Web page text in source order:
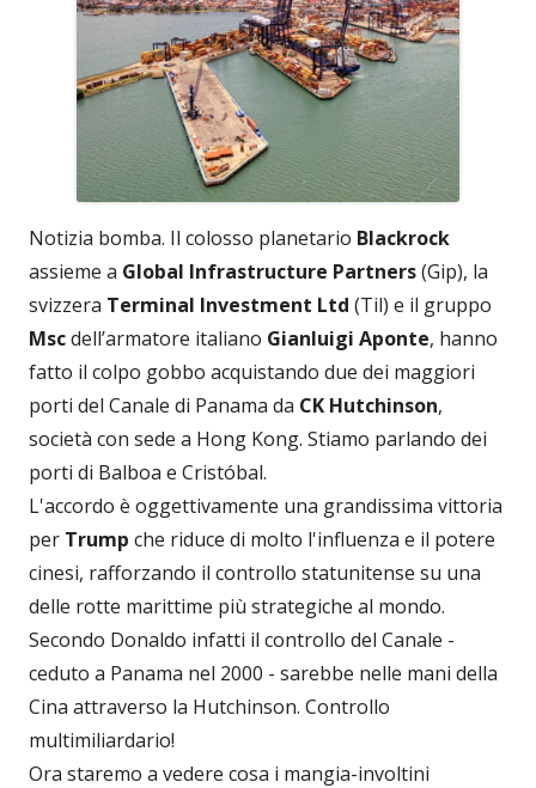
Notizia bomba. Il colosso planetario Blackrock
assieme a Global Infrastructure Partners(Gip), la
svizzera Terminal Investment Ltd (Til) e il gruppo
Mscdell’armatore italiano Gianluigi Aponte, hanno
fatto il colpo gobbo acquistando due dei maggiori
porti del Canale di Panama da CK Hutchinson,
società con sede a Hong Kong. Stiamo parlando dei
porti di Balboa e Cristóbal.
L'accordo è oggettivamente una grandissima vittoria
per Trump che riduce di molto l'influenza e il potere
cinesi, rafforzando il controllo statunitense su una
delle rotte marittime più strategiche al mondo.
Secondo Donaldo infatti il controllo del Canale -
ceduto a Panama nel 2000 - sarebbe nelle mani della
Cina attraverso la Hutchinson. Controllo
multimiliardario!
Ora staremo a vedere cosa i mangia-involtini